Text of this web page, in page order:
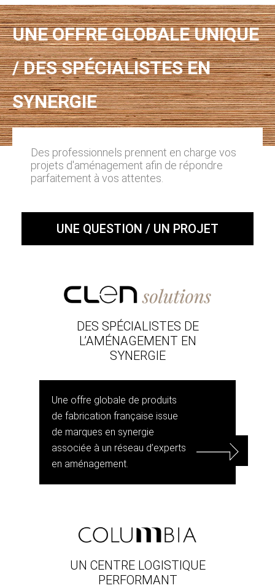
UNE OFFRE GLOBALE UNIQUE
/ DES SPÉCIALISTES EN
SYNERGIE
Des professionnels prennent en charge vos
projets d'aménagement afin de répondre
parfaitement à vos attentes.
UNE QUESTION / UN PROJET
DES SPÉCIALISTES DE
L’AMÉNAGEMENT EN
SYNERGIE
Une offre globale de produits
de fabrication française issue
de marques en synergie
associée à un réseau d’experts
en aménagement.
UN CENTRE LOGISTIQUE
PERFORMANT